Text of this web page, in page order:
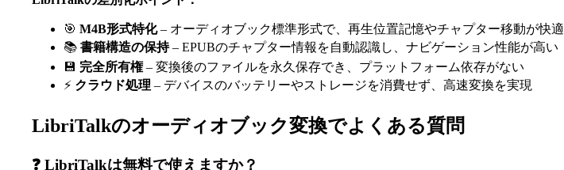
🎯 M4B形式特化– オーディオブック標準形式で、再生位置記憶やチャプター移動が快適
📚 書籍構造の保持– EPUBのチャプター情報を自動認識し、ナビゲーション性能が高い
💾 完全所有権– 変換後のファイルを永久保存でき、プラットフォーム依存がない
⚡ クラウド処理 – デバイスのバッテリーやストレージを消費せず、高速変換を実現
LibriTalkのオーディオブック変換でよくある質問
❓ LibriTalkは無料で使えますか？